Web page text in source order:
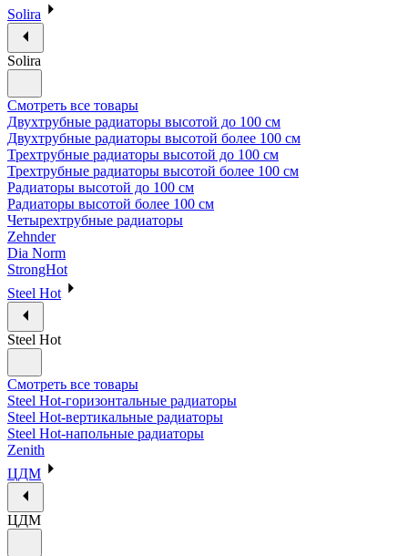
Solira
Solira
Смотреть все товары
Двухтрубные радиаторы высотой до 100 см
Двухтрубные радиаторы высотой более 100 см
Трехтрубные радиаторы высотой до 100 см
Трехтрубные радиаторы высотой более 100 см
Радиаторы высотой до 100 см
Радиаторы высотой более 100 см
Четырехтрубные радиаторы
Zehnder
Dia Norm
StrongHot
Steel Hot
Steel Hot
Смотреть все товары
Steel Hot-горизонтальные радиаторы
Steel Hot-вертикальные радиаторы
Steel Hot-напольные радиаторы
Zenith
ЦДМ
ЦДМ